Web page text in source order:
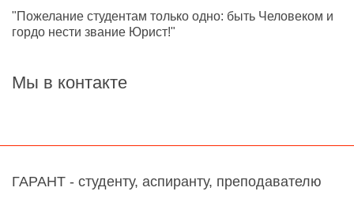
"Пожелание студентам только одно: быть Человеком и
гордо нести звание Юрист!"
Мы в контакте
ГАРАНТ - студенту, аспиранту, преподавателю